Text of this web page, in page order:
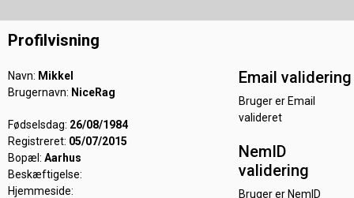
Profilvisning
Navn: Mikkel
Brugernavn: NiceRag
Fødselsdag: 26/08/1984
Registreret: 05/07/2015
Bopæl: Aarhus
Beskæftigelse:
Hjemmeside:
Email validering
Bruger er Email
valideret
NemID
validering
Bruger er NemID